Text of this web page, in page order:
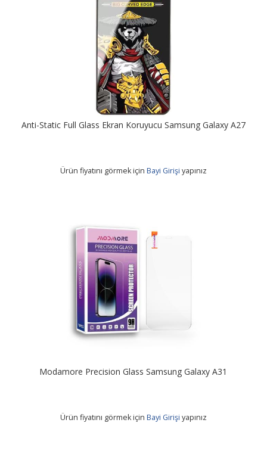
Anti-Static Full Glass Ekran Koruyucu Samsung Galaxy A27
Ürün fiyatını görmek için Bayi Girişi yapınız
Modamore Precision Glass Samsung Galaxy A31
Ürün fiyatını görmek için Bayi Girişi yapınız